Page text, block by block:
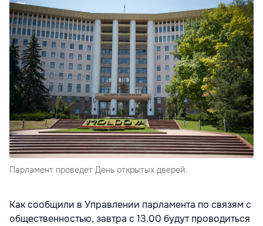
Парламент проведет День открытых дверей.
Как сообщили в Управлении парламента по связям с
общественностью, завтра с 13.00 будут проводиться